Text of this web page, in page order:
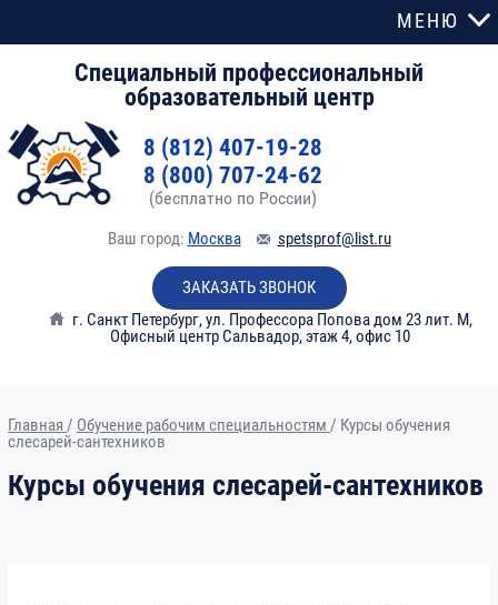
Специальный профессиональный
образовательный центр
8 (812) 407-19-28
8 (800) 707-24-62
(бесплатно по России)
Ваш город: Москва spetsprof@list.ru
ЗАКАЗАТЬ ЗВОНОК
г. Санкт Петербург,ул. Профессора Попова дом 23 лит. М,
Офисный центр Сальвадор, этаж 4, офис 10
МЕНЮ
Главная / Обучение рабочим специальностям / Курсы обучения
слесарей-сантехников
Курсы обучения слесарей-сантехников